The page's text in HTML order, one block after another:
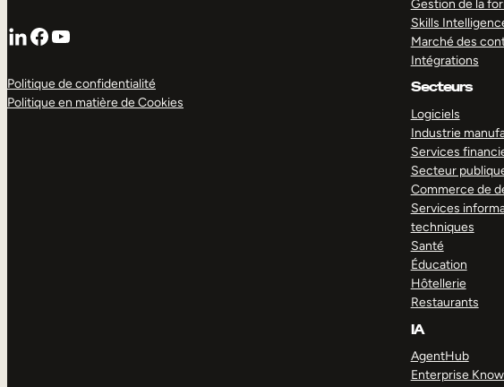
LinkedIn
Facebook
YouTube
Politique de confidentialité
Politique en matière de Cookies
Gestion de la
Skills
Marché des
Intégrations
Secteurs
Logiciels
Industrie
Services
Secteur
Commerce de
Services
techniques
Santé
Éducation
Hôtellerie
Restaurants
IA
AgentHub
Enterprise